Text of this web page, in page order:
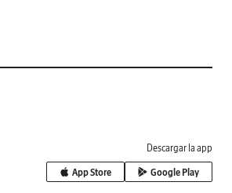
Descargar la app
App Store Google Play